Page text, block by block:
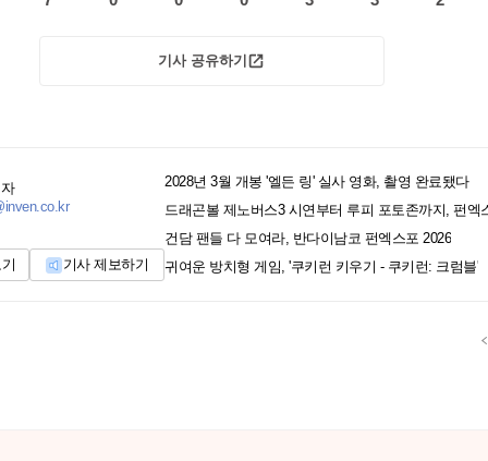
기사 공유하기
기사 제보하기
2028년 3월 개봉 '엘든 링' 실사 영화, 촬영 완료됐다
드래곤볼 제노버스3 시연부터 루피 포토존까지, 펀엑
건담 팬들 다 모여라, 반다이남코 펀엑스포 2026
귀여운 방치형 게임, '쿠키런 키우기 - 쿠키런: 크럼블'